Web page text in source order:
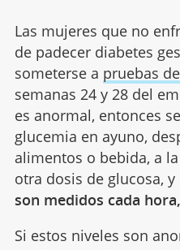
Las mujeres que no
de padecer diabetes
someterse a pruebas
semanas 24 y 28 del
es anormal, entonces
glucemia en ayuno,
alimentos o bebida, a
otra dosis de glucosa, y
son medidos cada
Si estos niveles son